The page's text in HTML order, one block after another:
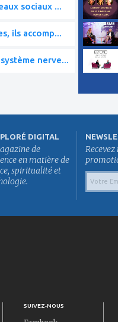
sociaux ...
ils accomp...
nerve...
DIGITAL
de
en matière de
spiritualité et
SUIVEZ-NOUS